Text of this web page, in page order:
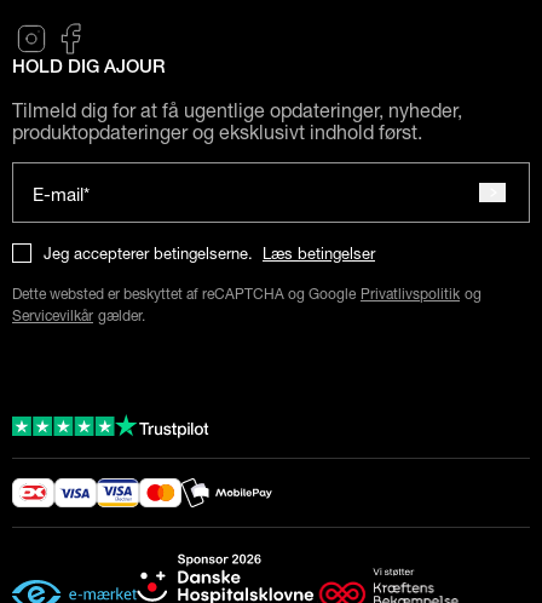
HOLD DIG AJOUR
Tilmeld dig for at få ugentlige opdateringer, nyheder,
produktopdateringer og eksklusivt indhold først.
E-mail*
Jeg accepterer betingelserne. Læs betingelser
Dette websted er beskyttet af reCAPTCHA og Google Privatlivspolitik og
Servicevilkår gælder.